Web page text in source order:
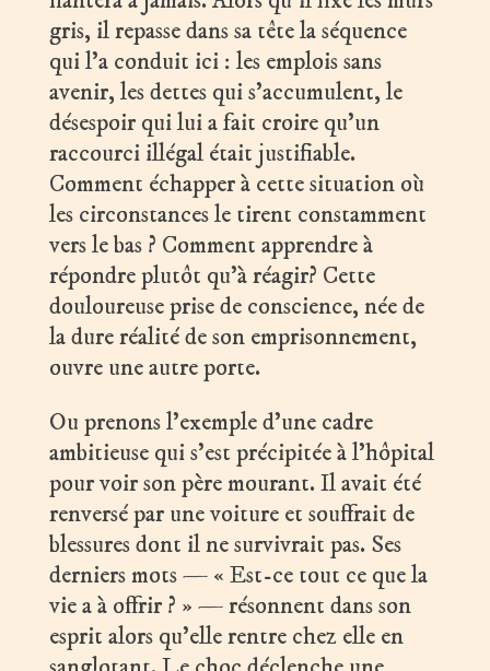
gris, il repasse dans sa tête la séquence
qui l’a conduit ici : les emplois sans
avenir, les dettes qui s’accumulent, le
désespoir qui lui a fait croire qu’un
raccourci illégal était justifiable.
Comment échapper à cette situation où
les circonstances le tirent constamment
vers le bas ? Comment apprendre à
répondre plutôt qu’à réagir? Cette
douloureuse prise de conscience, née de
la dure réalité de son emprisonnement,
ouvre une autre porte.
Ou prenons l’exemple d’une cadre
ambitieuse qui s’est précipitée à l’hôpital
pour voir son père mourant. Il avait été
renversé par une voiture et souffrait de
blessures dont il ne survivrait pas. Ses
derniers mots — « Est-ce tout ce que la
vie a à offrir ? » — résonnent dans son
esprit alors qu’elle rentre chez elle en